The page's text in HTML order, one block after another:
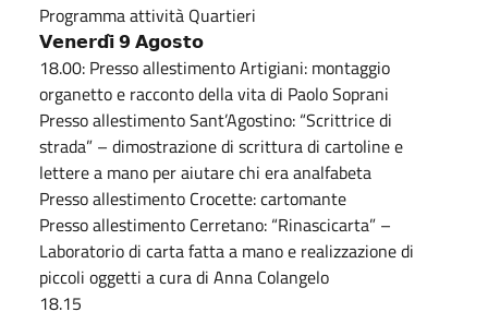
Programma attività Quartieri
𝗩𝗲𝗻𝗲𝗿𝗱𝗶̀ 𝟵 𝗔𝗴𝗼𝘀𝘁𝗼
18.00: Presso allestimento Artigiani: montaggio
organetto e racconto della vita di Paolo Soprani
Presso allestimento Sant’Agostino: “Scrittrice di
strada” – dimostrazione di scrittura di cartoline e
lettere a mano per aiutare chi era analfabeta
Presso allestimento Crocette: cartomante
Presso allestimento Cerretano: “Rinascicarta” –
Laboratorio di carta fatta a mano e realizzazione di
piccoli oggetti a cura di Anna Colangelo
18.15